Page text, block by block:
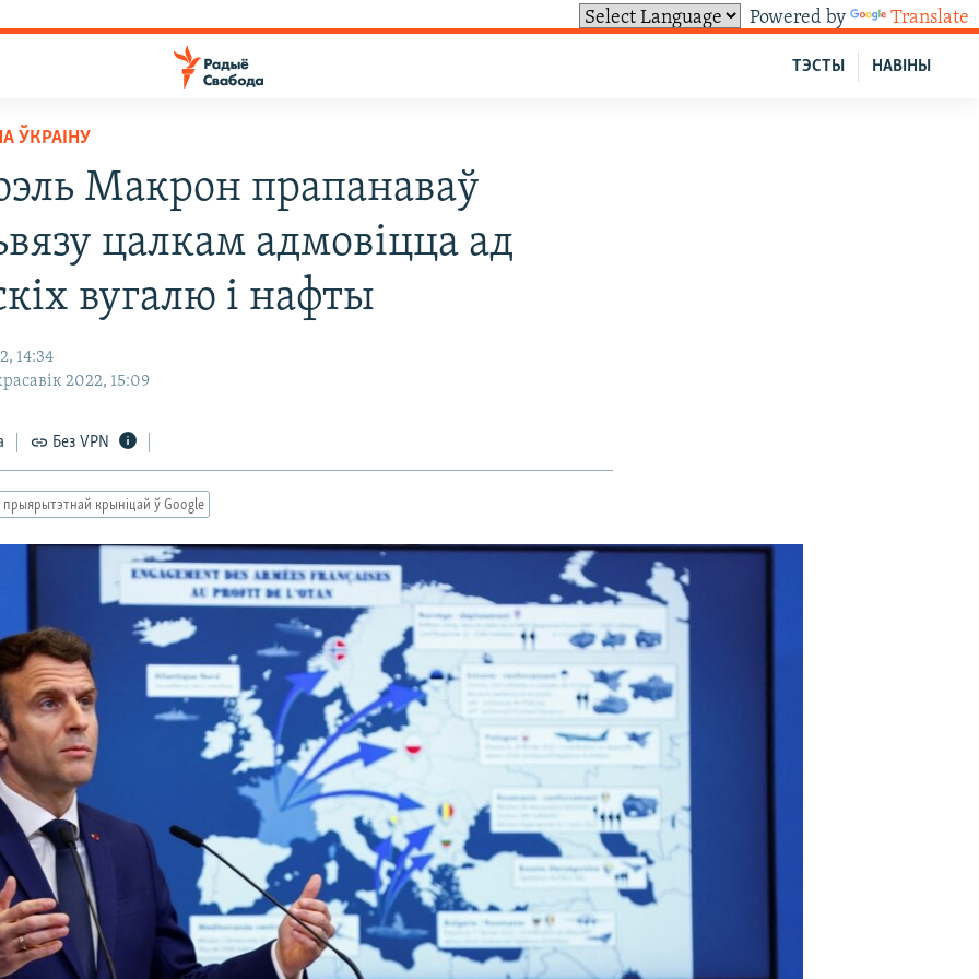
Powered by Translate
НАВІНЫ
ТЭСТЫ
ЎКРАІНУ
Макрон прапанаваў
цалкам адмовіцца ад
вугалю і нафты
14:34
2022, 15:09
Без VPN
прыярытэтнай крыніцай ў Google